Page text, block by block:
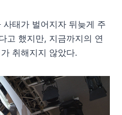
사태가 벌어지자 뒤늦게 주
고 했지만, 지금까지의 연
취해지지 않았다.